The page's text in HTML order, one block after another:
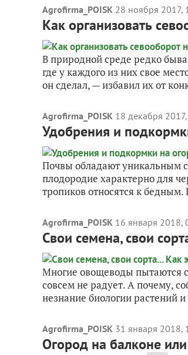
Agrofirma_POISK 28 ноября 2017,
Как организовать
В природной среде редко
где у каждого из них свое
он сделал, — избавил их от
Agrofirma_POISK 18 декабря
Удобрения и
Почвы обладают уникальным
плодородие характерно для
тропиков относятся к
Agrofirma_POISK 16 января 2018,
Свои семена, свои
Многие овощеводы пытаются
совсем не радует. А почему,
незнание биологии растений
Agrofirma_POISK 31 января 2018,
Огород на балконе